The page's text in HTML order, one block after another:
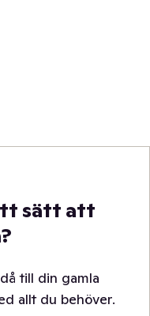
sätt att
till din gamla
allt du behöver.